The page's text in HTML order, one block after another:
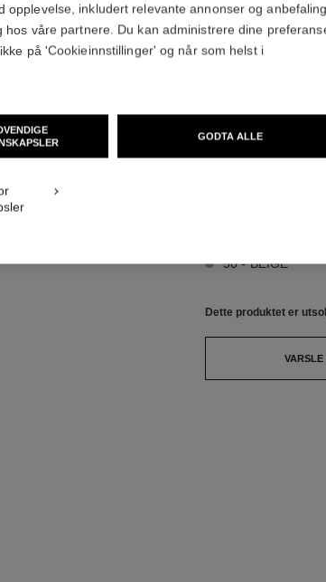
Ref. 140590
NOK 840
Dette produktet er
50 - BEIGE
Dette produktet er
opplevelse, inkludert relevante annonser og
hos våre partnere. Du kan administrere dine
på 'Cookieinnstillinger' og når som helst i
GODTA ALLE